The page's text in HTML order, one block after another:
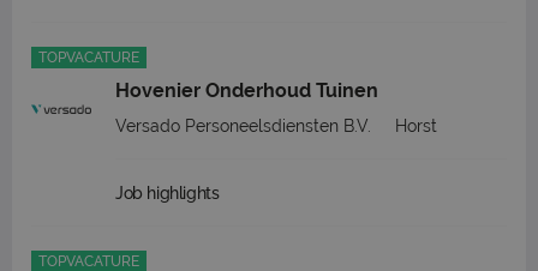
TOPVACATURE
Hovenier Onderhoud Tuinen
Versado Personeelsdiensten B.V. Horst
Job highlights
TOPVACATURE